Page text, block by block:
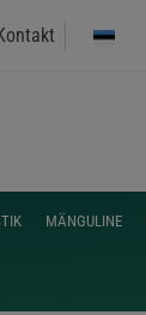
MÄNGULINE